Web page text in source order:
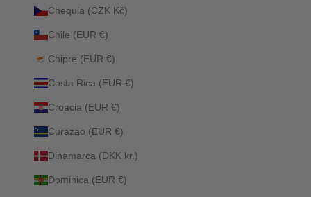
Chequia (CZK Kč)
Chile (EUR €)
Chipre (EUR €)
Costa Rica (EUR €)
Croacia (EUR €)
Curazao (EUR €)
Dinamarca (DKK kr.)
Dominica (EUR €)